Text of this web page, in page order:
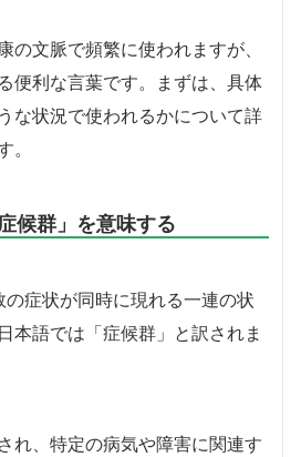
の文脈で頻繁に使われますが、
便利な言葉です。まずは、具体
な状況で使われるかについて詳
。
候群」を意味する
症状が同時に現れる一連の状
本語では「症候群」と訳されま
れ、特定の病気や障害に関連す